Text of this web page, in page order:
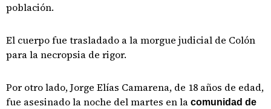
población.
El cuerpo fue trasladado a la morgue judicial de Colón
para la necropsia de rigor.
Por otro lado, Jorge Elías Camarena, de 18 años de edad,
fue asesinado la noche del martes en la comunidad de